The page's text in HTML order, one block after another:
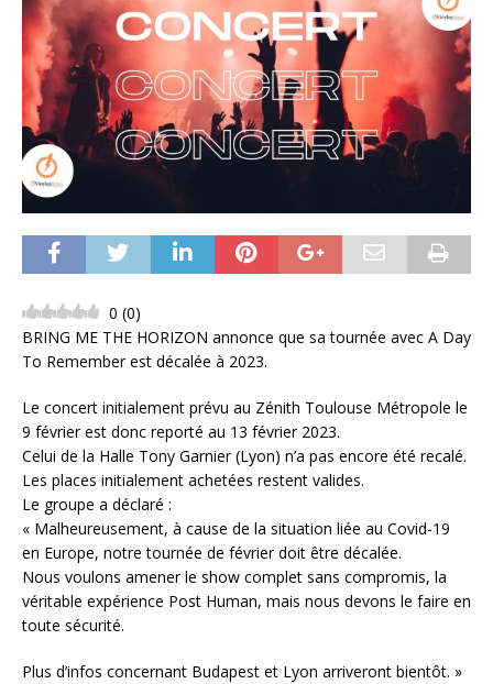
0 (0)
BRING ME THE HORIZON annonce que sa tournée avec A Day
To Remember est décalée à 2023.
Le concert initialement prévu au Zénith Toulouse Métropole le
9 février est donc reporté au 13 février 2023.
Celui de la Halle Tony Garnier (Lyon) n’a pas encore été recalé.
Les places initialement achetées restent valides.
Le groupe a déclaré :
« Malheureusement, à cause de la situation liée au Covid-19
en Europe, notre tournée de février doit être décalée.
Nous voulons amener le show complet sans compromis, la
véritable expérience Post Human, mais nous devons le faire en
toute sécurité.
Plus d’infos concernant Budapest et Lyon arriveront bientôt. »